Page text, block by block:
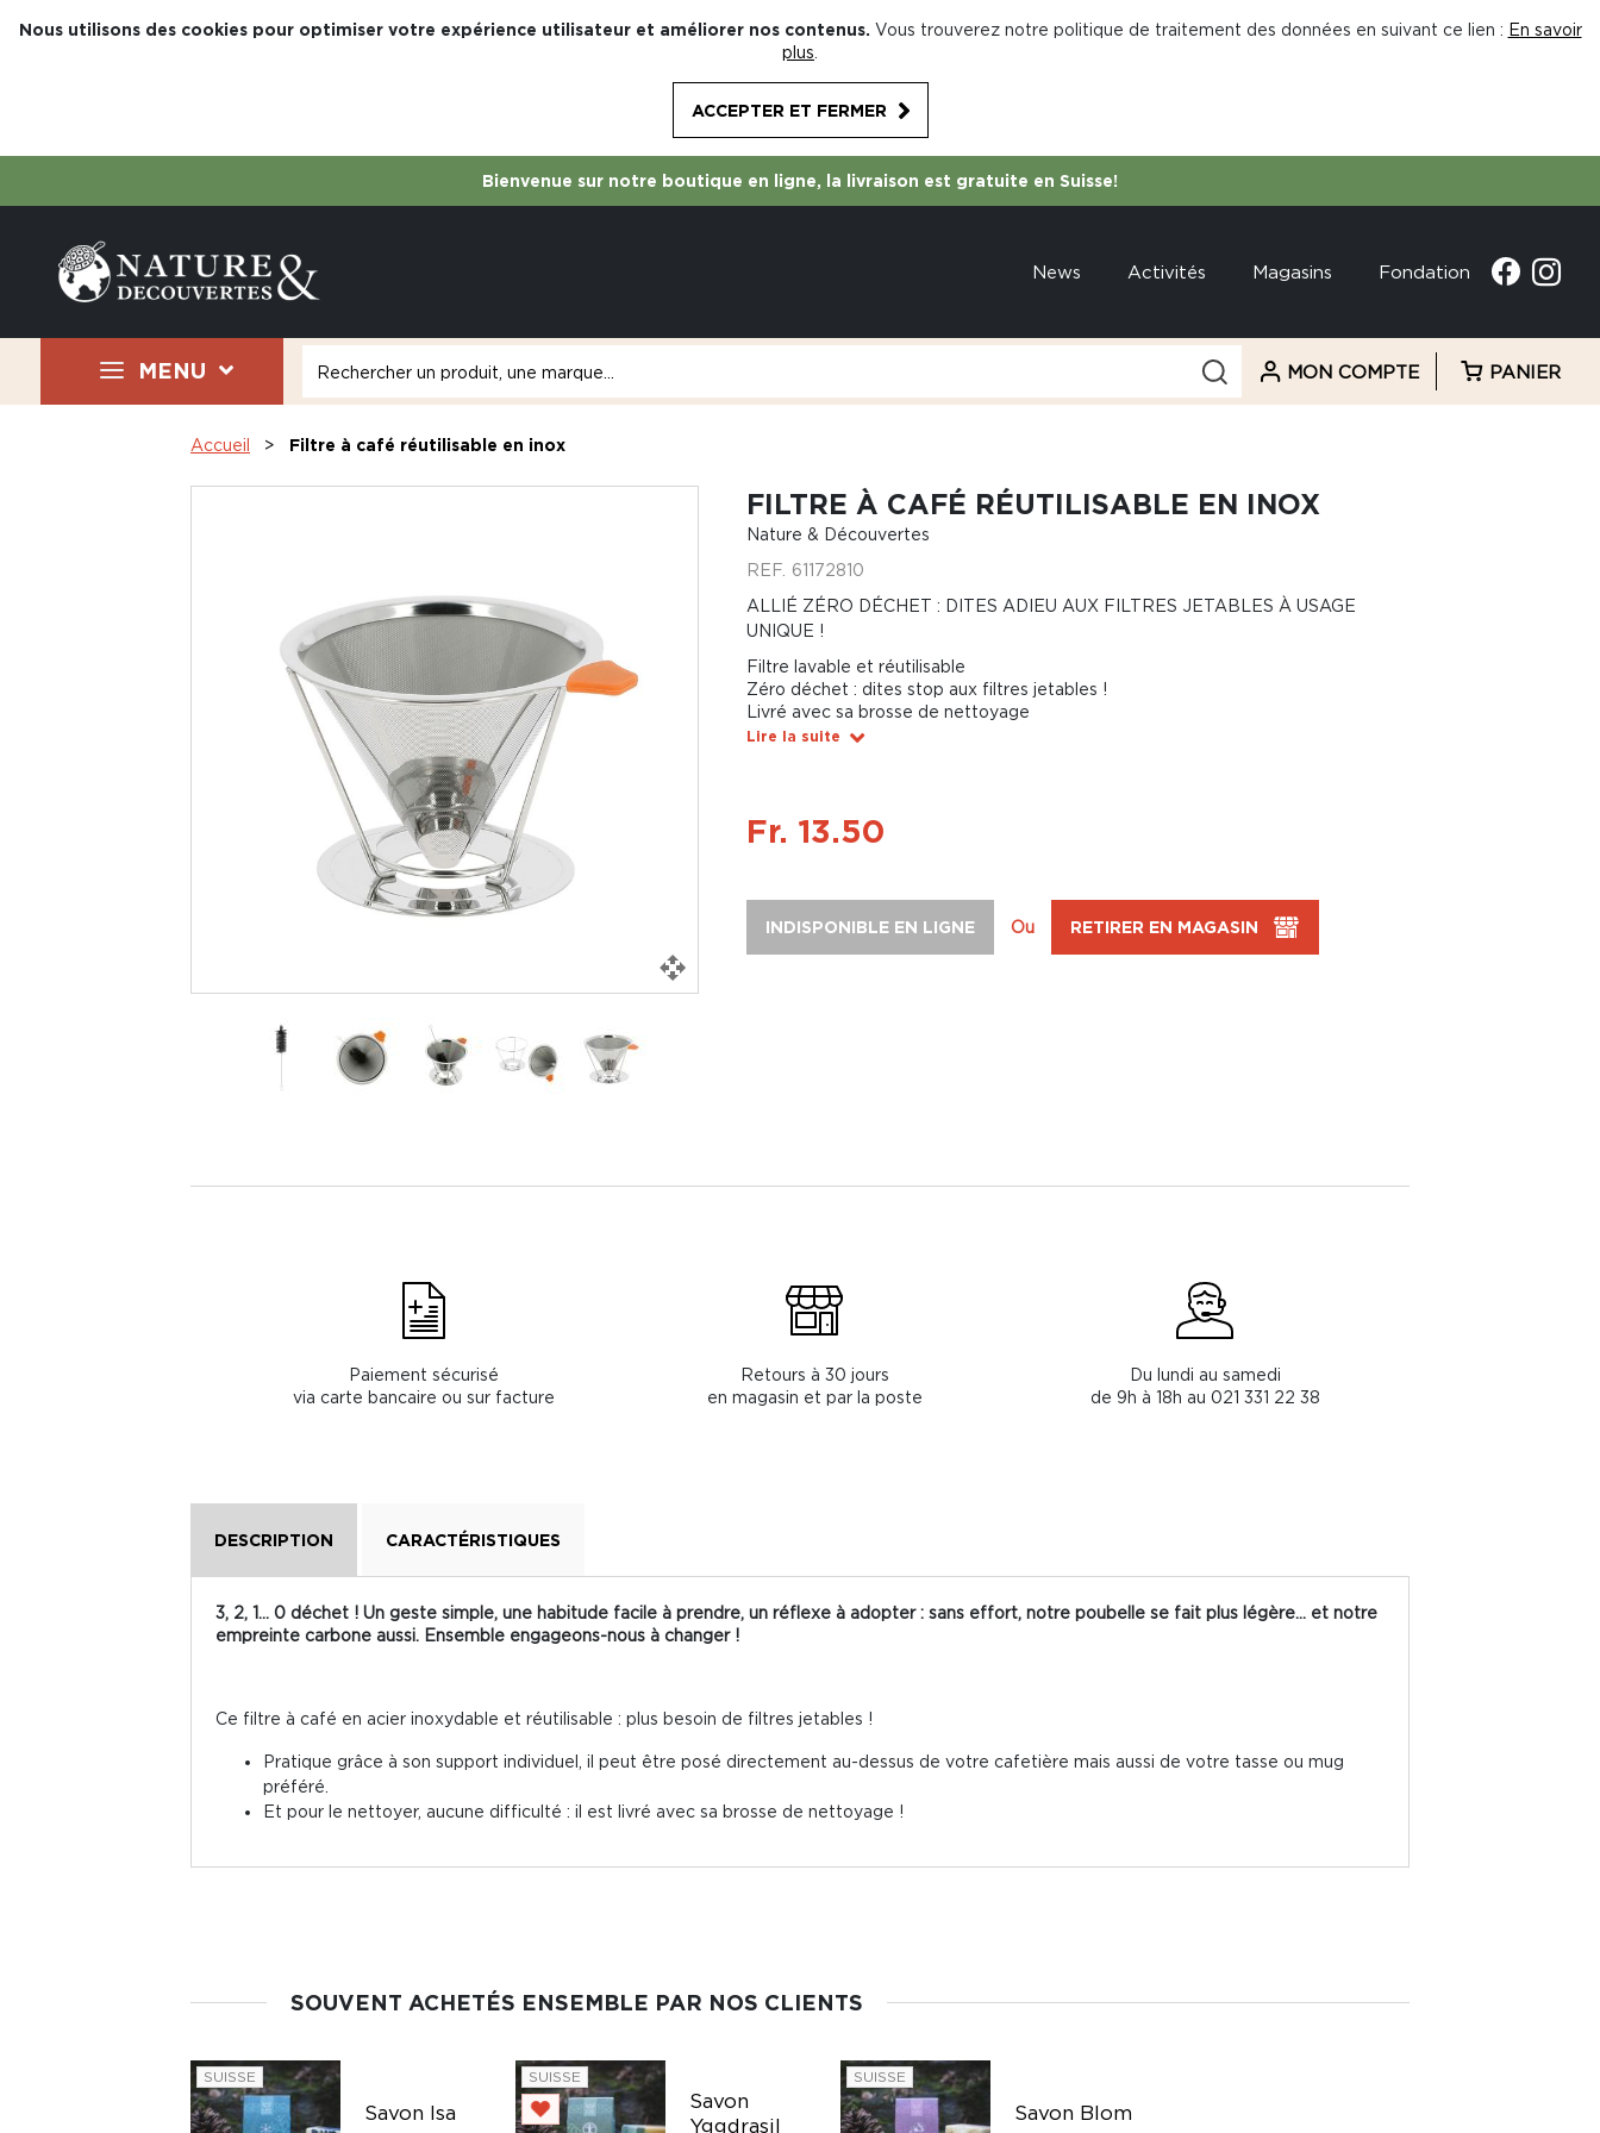
Nous utilisons des cookies pour optimiser votre expérience utilisateur et améliorer nos contenus. Vous trouverez notre politique de traitement des données en suivant ce lien : En savoir
plus
ACCEPTER ET FERMER
Bienvenue sur notre boutique en ligne, la livraison est gratuite en Suisse!
News Activités Magasins Fondation
MENU MON COMPTE PANIER
Accueil Filtre à café réutilisable en inox
FILTRE À CAFÉ RÉUTILISABLE EN INOX
Nature & Découvertes
REF. 61172810
ALLIÉ ZÉRO DÉCHET : DITES ADIEU AUX FILTRES JETABLES À USAGE
UNIQUE !
Filtre lavable et réutilisable
Zéro déchet : dites stop aux filtres jetables !
Livré avec sa brosse de nettoyage
Lire la suite
Fr. 13.50
INDISPONIBLE EN LIGNE Ou RETIRER EN MAGASIN
Paiement sécurisé
via carte bancaire ou sur facture
Retours à 30 jours
en magasin et par la poste
Du lundi au samedi
de 9h à 18h au 021 331 22 38
DESCRIPTION CARACTÉRISTIQUES
3, 2, 1... 0 déchet ! Un geste simple, une habitude facile à prendre, un réflexe à adopter : sans effort, notre poubelle se fait plus légère... et notre
empreinte carbone aussi. Ensemble engageons-nous à changer !
Ce filtre à café en acier inoxydable et réutilisable : plus besoin de filtres jetables !
Pratique grâce à son support individuel, il peut être posé directement au-dessus de votre cafetière mais aussi de votre tasse ou mug
préféré.
Et pour le nettoyer, aucune difficulté : il est livré avec sa brosse de nettoyage !
SOUVENT ACHETÉS ENSEMBLE PAR NOS CLIENTS
SUISSE
Savon Isa
SUISSE
Savon
Yggdrasil
SUISSE
Savon Blom